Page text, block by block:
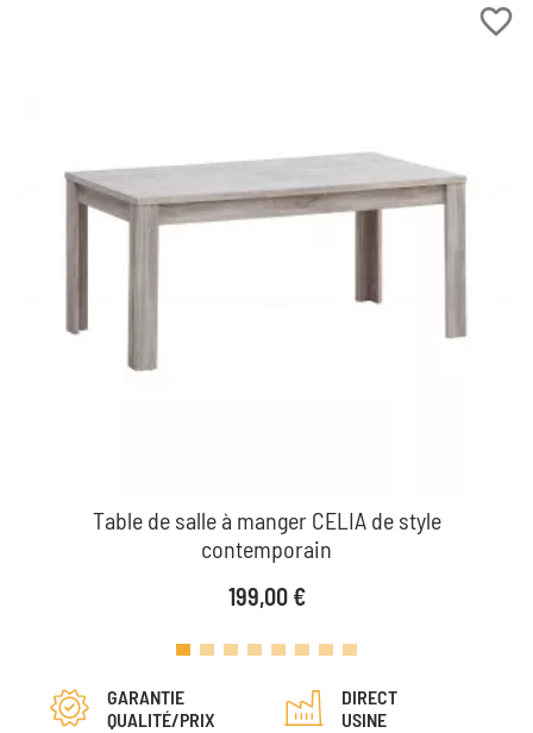
favorite_border
Table de salle à manger CELIA de style
contemporain
Prix
199,00 €
GARANTIE
QUALITÉ/PRIX
DIRECT
USINE